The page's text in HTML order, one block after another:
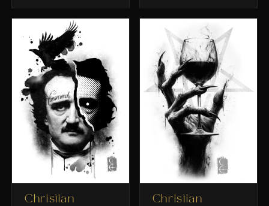
Christian Christian